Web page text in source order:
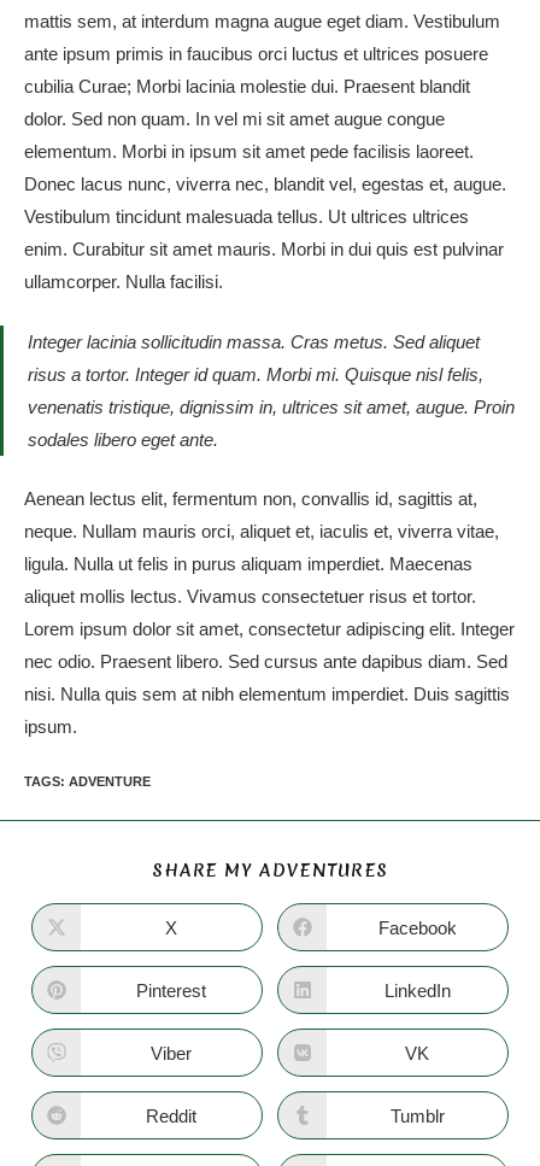
mattis sem, at interdum magna augue eget diam. Vestibulum
ante ipsum primis in faucibus orci luctus et ultrices posuere
cubilia Curae; Morbi lacinia molestie dui. Praesent blandit
dolor. Sed non quam. In vel mi sit amet augue congue
elementum. Morbi in ipsum sit amet pede facilisis laoreet.
Donec lacus nunc, viverra nec, blandit vel, egestas et, augue.
Vestibulum tincidunt malesuada tellus. Ut ultrices ultrices
enim. Curabitur sit amet mauris. Morbi in dui quis est pulvinar
ullamcorper. Nulla facilisi.
Integer lacinia sollicitudin massa. Cras metus. Sed aliquet
risus a tortor. Integer id quam. Morbi mi. Quisque nisl felis,
venenatis tristique, dignissim in, ultrices sit amet, augue. Proin
sodales libero eget ante.
Aenean lectus elit, fermentum non, convallis id, sagittis at,
neque. Nullam mauris orci, aliquet et, iaculis et, viverra vitae,
ligula. Nulla ut felis in purus aliquam imperdiet. Maecenas
aliquet mollis lectus. Vivamus consectetuer risus et tortor.
Lorem ipsum dolor sit amet, consectetur adipiscing elit. Integer
nec odio. Praesent libero. Sed cursus ante dapibus diam. Sed
nisi. Nulla quis sem at nibh elementum imperdiet. Duis sagittis
ipsum.
TAGS: ADVENTURE
SHARE MY ADVENTURES
X Facebook
Pinterest LinkedIn
Viber VK
Reddit Tumblr